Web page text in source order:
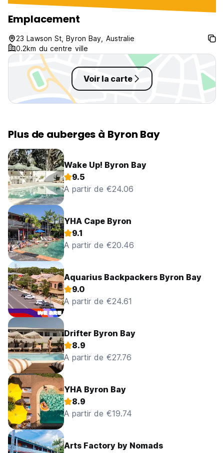
tellement bien que j’ai prolongé 2
nuits de plus que prévu.
Emplacement
23 Lawson St, Byron Bay, Australie
0.2km du centre ville
Voir la carte
Plus de auberges à Byron Bay
Wake Up! Byron Bay
9.5
A partir de €24.06
YHA Cape Byron
9.1
A partir de €20.46
Aquarius Backpackers Byron Bay
9.0
A partir de €24.61
Drifter Byron Bay
8.9
A partir de €27.76
YHA Byron Bay
8.9
A partir de €19.74
Arts Factory by Nomads